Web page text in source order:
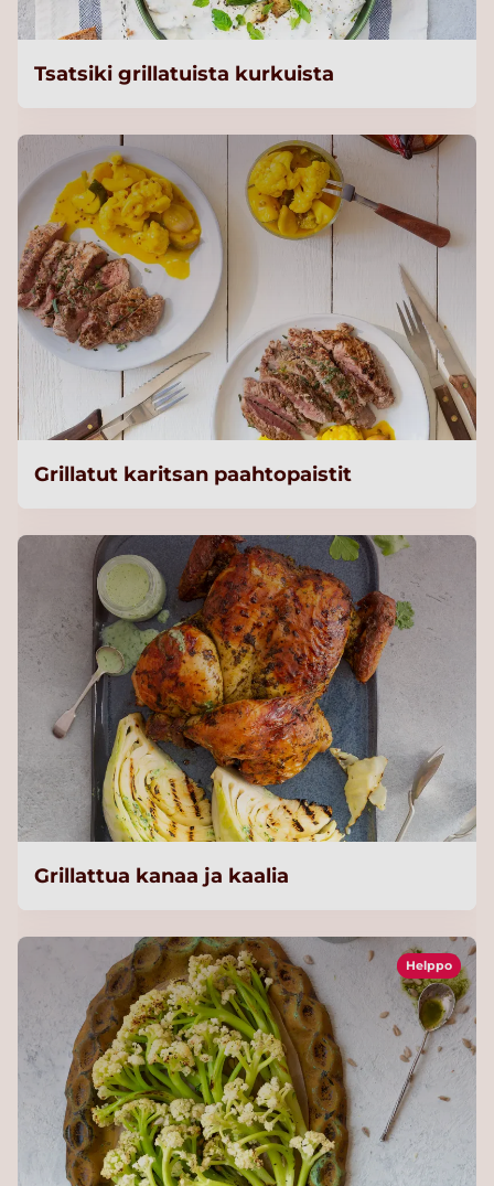
Tsatsiki grillatuista kurkuista
Grillatut karitsan paahtopaistit
Grillattua kanaa ja kaalia
Helppo